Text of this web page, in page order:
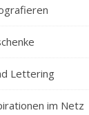
Lettering
im Netz